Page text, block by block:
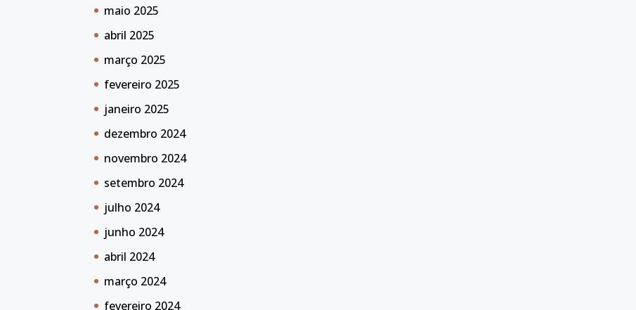
maio 2025
abril 2025
março 2025
fevereiro 2025
janeiro 2025
dezembro 2024
novembro 2024
setembro 2024
julho 2024
junho 2024
abril 2024
março 2024
fevereiro 2024